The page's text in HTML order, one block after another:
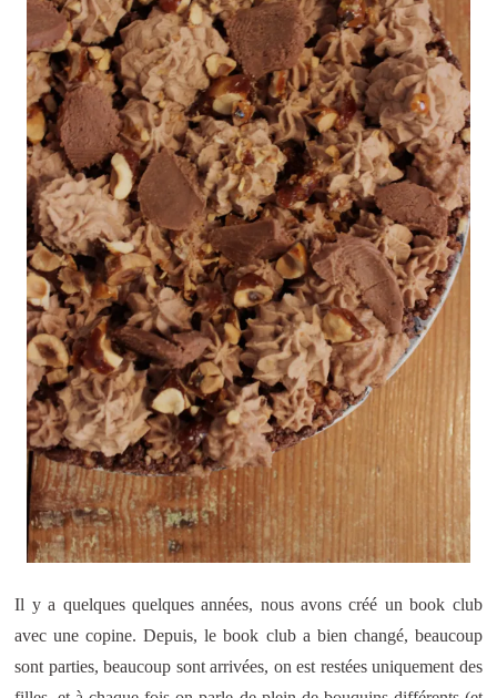
Il y a quelques quelques années, nous avons créé un book club
avec une copine. Depuis, le book club a bien changé, beaucoup
sont parties, beaucoup sont arrivées, on est restées uniquement des